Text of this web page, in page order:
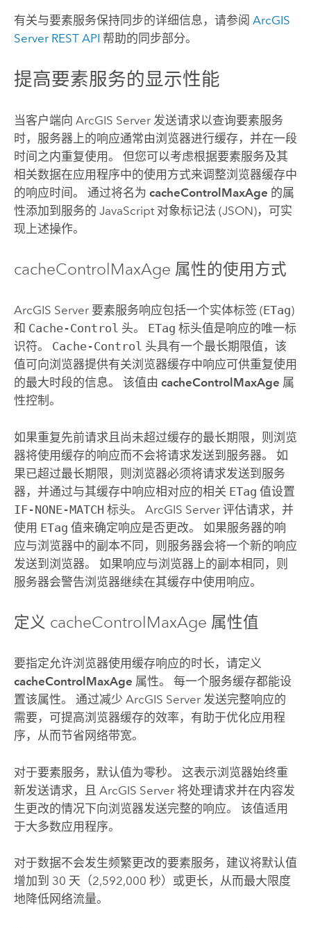
有关与要素服务保持同步的详细信息，请参阅 ArcGIS
ServerREST API 帮助的同步部分。
提高要素服务的显示性能
当客户端向 ArcGIS Server发送请求以查询要素服务
时，服务器上的响应通常由浏览器进行缓存，并在一段
时间之内重复使用。 但您可以考虑根据要素服务及其
相关数据在应用程序中的使用方式来调整浏览器缓存中
的响应时间。 通过将名为 cacheControlMaxAge 的属
性添加到服务的 JavaScript 对象标记法 (JSON)，可实
现上述操作。
cacheControlMaxAge 属性的使用方式
ArcGIS Server要素服务响应包括一个实体标签 (ETag)
和 Cache-Control 头。 ETag 标头值是响应的唯一标
识符。 Cache-Control 头具有一个最长期限值，该
值可向浏览器提供有关浏览器缓存中响应可供重复使用
的最大时段的信息。 该值由 cacheControlMaxAge 属
性控制。
如果重复先前请求且尚未超过缓存的最长期限，则浏览
器将使用缓存的响应而不会将请求发送到服务器。 如
果已超过最长期限，则浏览器必须将请求发送到服务
器，并通过与其缓存中响应相对应的相关 ETag 值设置
IF-NONE-MATCH 标头。 ArcGIS Server评估请求，并
使用 ETag 值来确定响应是否更改。 如果服务器的响
应与浏览器中的副本不同，则服务器会将一个新的响应
发送到浏览器。 如果响应与浏览器上的副本相同，则
服务器会警告浏览器继续在其缓存中使用响应。
定义 cacheControlMaxAge 属性值
要指定允许浏览器使用缓存响应的时长，请定义
cacheControlMaxAge 属性。 每一个服务缓存都能设
置该属性。 通过减少 ArcGIS Server发送完整响应的
需要，可提高浏览器缓存的效率，有助于优化应用程
序，从而节省网络带宽。
对于要素服务，默认值为零秒。 这表示浏览器始终重
新发送请求，且 ArcGIS Server将处理请求并在内容发
生更改的情况下向浏览器发送完整的响应。 该值适用
于大多数应用程序。
对于数据不会发生频繁更改的要素服务，建议将默认值
增加到 30 天（2,592,000 秒）或更长，从而最大限度
地降低网络流量。